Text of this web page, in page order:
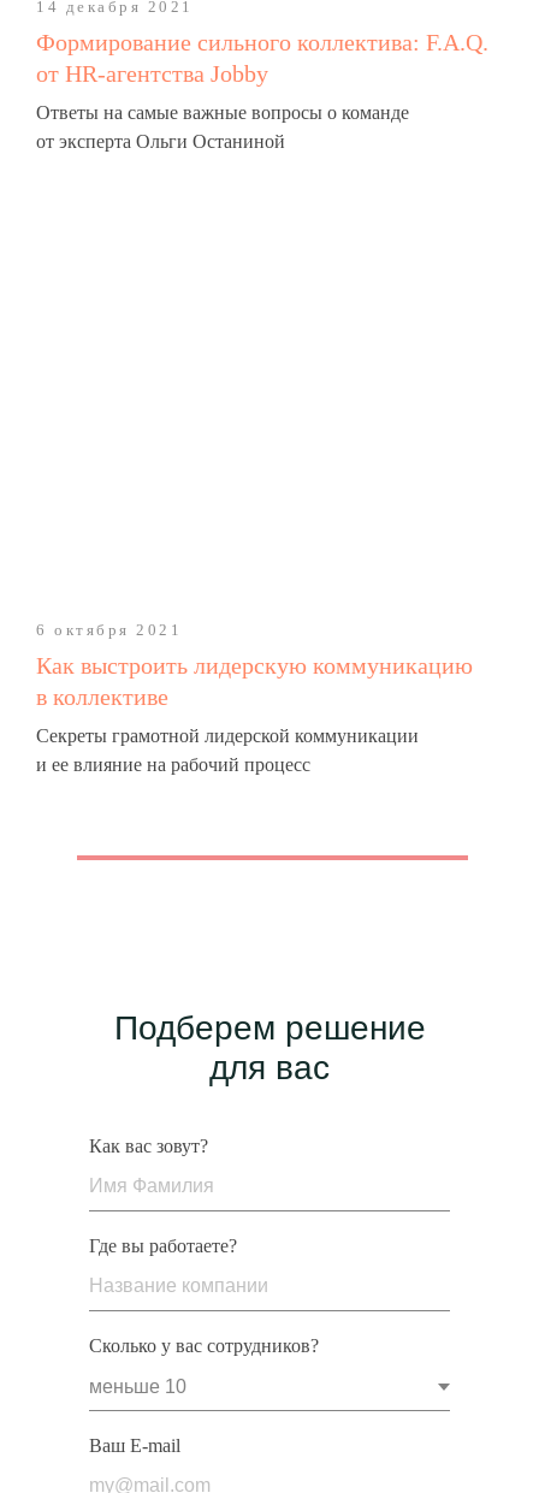
14 декабря 2021
Формирование сильного коллектива: F.A.Q.
от HR-агентства Jobby
Ответы на самые важные вопросы о команде
от эксперта Ольги Останиной
6 октября 2021
Как выстроить лидерскую коммуникацию
в коллективе
Секреты грамотной лидерской коммуникации
и ее влияние на рабочий процесс
Подберем решение
для вас
Как вас зовут?
Где вы работаете?
Сколько у вас сотрудников?
Ваш E-mail